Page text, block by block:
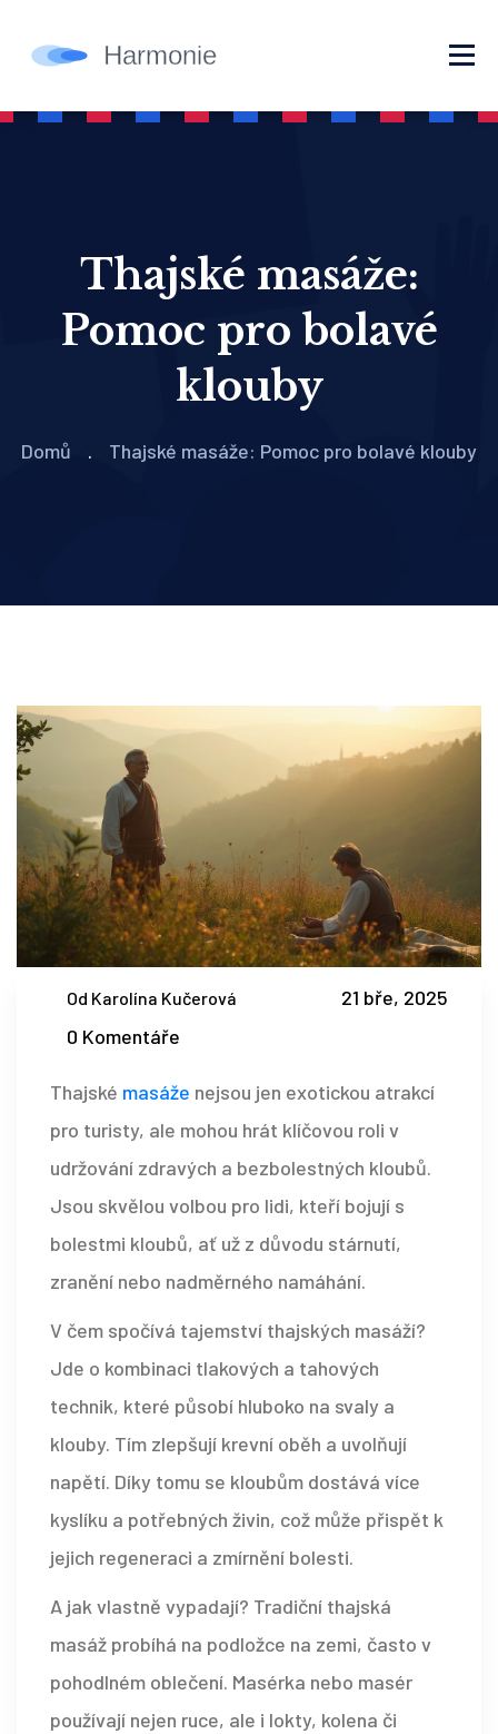
Thajské masáže:
Pomoc pro bolavé
klouby
Domů Thajské masáže: Pomoc pro bolavé klouby
Od Karolína Kučerová
21 bře, 2025
0 Komentáře
Thajské masáže nejsou jen exotickou atrakcí
pro turisty, ale mohou hrát klíčovou roli v
udržování zdravých a bezbolestných kloubů.
Jsou skvělou volbou pro lidi, kteří bojují s
bolestmi kloubů, ať už z důvodu stárnutí,
zranění nebo nadměrného namáhání.
V čem spočívá tajemství thajských masáží?
Jde o kombinaci tlakových a tahových
technik, které působí hluboko na svaly a
klouby. Tím zlepšují krevní oběh a uvolňují
napětí. Díky tomu se kloubům dostává více
kyslíku a potřebných živin, což může přispět k
jejich regeneraci a zmírnění bolesti.
A jak vlastně vypadají? Tradiční thajská
masáž probíhá na podložce na zemi, často v
pohodlném oblečení. Masérka nebo masér
používají nejen ruce, ale i lokty, kolena či